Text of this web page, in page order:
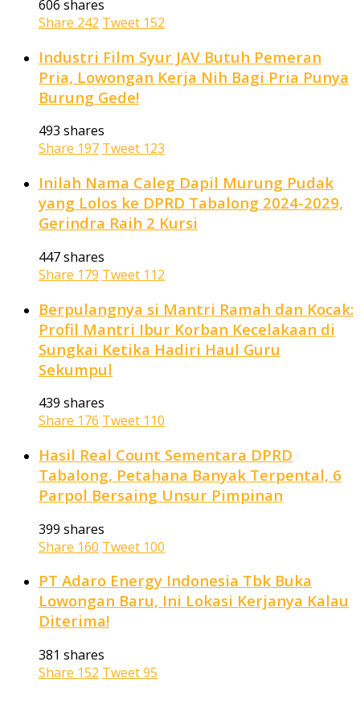
606 shares
Share 242 Tweet 152
Industri Film Syur JAV Butuh Pemeran
Pria, Lowongan Kerja Nih Bagi Pria Punya
Burung Gede!
493 shares
Share 197 Tweet 123
Inilah Nama Caleg Dapil Murung Pudak
yang Lolos ke DPRD Tabalong 2024-2029,
Gerindra Raih 2 Kursi
447 shares
Share 179 Tweet 112
Berpulangnya si Mantri Ramah dan Kocak:
Profil Mantri Ibur Korban Kecelakaan di
Sungkai Ketika Hadiri Haul Guru
Sekumpul
439 shares
Share 176 Tweet 110
Hasil Real Count Sementara DPRD
Tabalong, Petahana Banyak Terpental, 6
Parpol Bersaing Unsur Pimpinan
399 shares
Share 160 Tweet 100
PT Adaro Energy Indonesia Tbk Buka
Lowongan Baru, Ini Lokasi Kerjanya Kalau
Diterima!
381 shares
Share 152 Tweet95